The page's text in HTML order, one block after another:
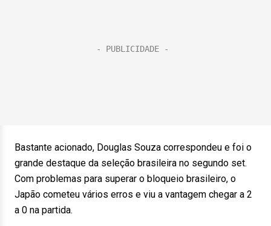
Bastante acionado, Douglas Souza correspondeu e foi o
grande destaque da seleção brasileira no segundo set.
Com problemas para superar o bloqueio brasileiro, o
Japão cometeu vários erros e viu a vantagem chegar a 2
a 0 na partida.